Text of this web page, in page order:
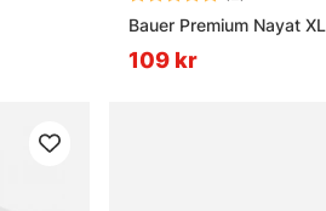
Bauer Premium Nayat XL
109 kr